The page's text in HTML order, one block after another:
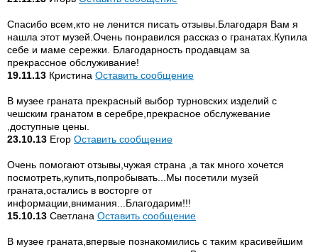
Спасибо всем,кто не ленится писать отзывы.Благодаря Вам я
нашла этот музей.Очень понравился рассказ о гранатах.Купила
себе и маме сережки. Благодарность продавцам за
прекрассное обслуживание!
19.11.13 Кристина Оставить сообщение
В музее граната прекрасный выбор турновских изделий с
чешским гранатом в серебре,прекрасное обслужевание
,доступные цены.
23.10.13 Егор Оставить сообщение
Очень помогают отзывы,чужая страна ,а так много хочется
посмотреть,купить,попробывать...Мы посетили музей
граната,остались в восторге от
информации,внимания...Благодарим!!!
15.10.13 Светлана Оставить сообщение
В музее граната,впервые познакомились с таким красивейшим